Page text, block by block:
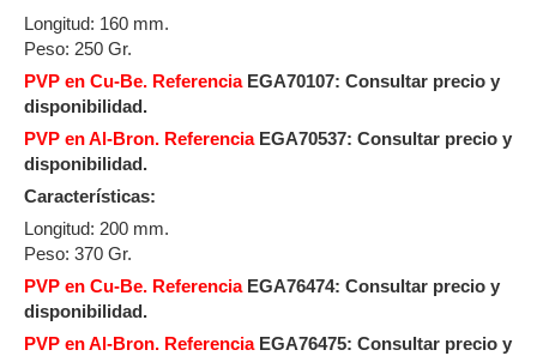
Longitud: 160 mm.
Peso: 250 Gr.
PVP en Cu-Be. ReferenciaEGA70107: Consultar precio y
disponibilidad.
PVP en Al-Bron. ReferenciaEGA70537: Consultar precio y
disponibilidad.
Características:
Longitud: 200 mm.
Peso: 370 Gr.
PVP en Cu-Be. ReferenciaEGA76474: Consultar precio y
disponibilidad.
PVP en Al-Bron. ReferenciaEGA76475: Consultar precio y